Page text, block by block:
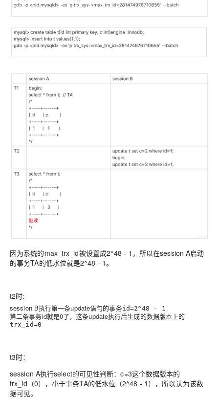
因为系统的max_trx_id被设置成2^48 - 1，所以在session A启动
的事务TA的低水位就是2^48 - 1。
t2时:
session B执行第一条update语句的事务id=2^48 - 1
第二条事务id就是0了，这条update执行后生成的数据版本上的
trx_id=0
t3时：
session A执行select的可见性判断：c=3这个数据版本的
trx_id（0），小于事务TA的低水位（2^48 - 1），所以认为该数
据可见。